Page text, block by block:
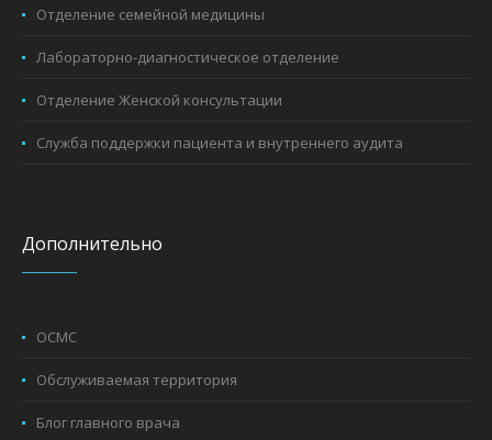
Отделение семейной медицины
Лабораторно-диагностическое отделение
Отделение Женской консультации
Служба поддержки пациента и внутреннего аудита
Дополнительно
ОСМС
Обслуживаемая территория
Блог главного врача